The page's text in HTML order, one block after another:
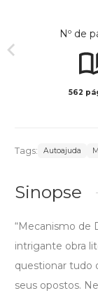
Nº de
562
Tags: Autoajuda
Sinopse
“Mecanismo de
intrigante obra
questionar tudo
seus opostos.